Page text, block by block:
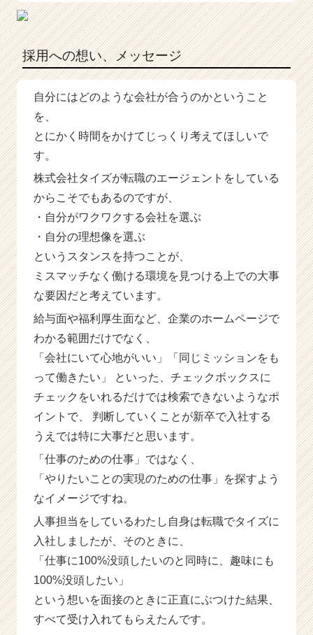
採用への想い、メッセージ
自分にはどのような会社が合うのかということ
を、
とにかく時間をかけてじっくり考えてほしいで
す。
株式会社タイズが転職のエージェントをしている
からこそでもあるのですが、
・自分がワクワクする会社を選ぶ
・自分の理想像を選ぶ
というスタンスを持つことが、
ミスマッチなく働ける環境を見つける上での大事
な要因だと考えています。
給与面や福利厚生面など、企業のホームページで
わかる範囲だけでなく、
「会社にいて心地がいい」「同じミッションをも
って働きたい」 といった、チェックボックスに
チェックをいれるだけでは検索できないようなポ
イントで、 判断していくことが新卒で入社する
うえでは特に大事だと思います。
「仕事のための仕事」ではなく、
「やりたいことの実現のための仕事」を探すよう
なイメージですね。
人事担当をしているわたし自身は転職でタイズに
入社しましたが、そのときに、
「仕事に100%没頭したいのと同時に、趣味にも
100%没頭したい」
という想いを面接のときに正直にぶつけた結果、
すべて受け入れてもらえたんです。